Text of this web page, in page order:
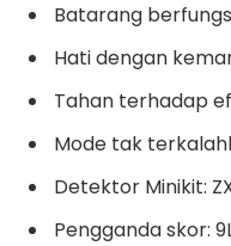
Batarang
Hati dengan
Tahan terhadap
Mode tak
Detektor Minikit:
Pengganda skor: